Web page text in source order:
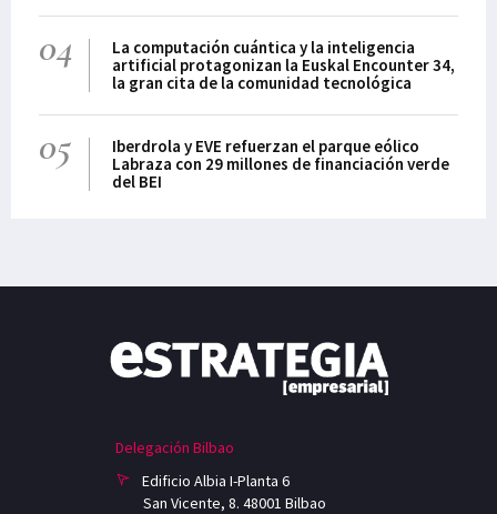
04
La computación cuántica y la inteligencia
artificial protagonizan la Euskal Encounter 34,
la gran cita de la comunidad tecnológica
05
Iberdrola y EVE refuerzan el parque eólico
Labraza con 29 millones de financiación verde
del BEI
Delegación Bilbao
Edificio Albia I-Planta 6
San Vicente, 8. 48001 Bilbao